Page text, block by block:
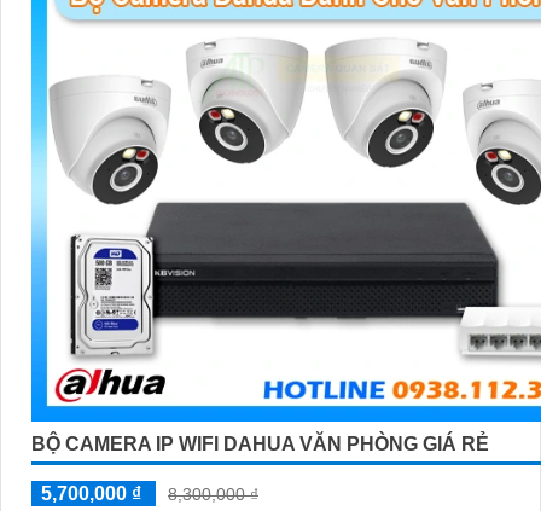
BỘ CAMERA IP WIFI DAHUA VĂN PHÒNG GIÁ RẺ
5,700,000 ₫
8,300,000 ₫